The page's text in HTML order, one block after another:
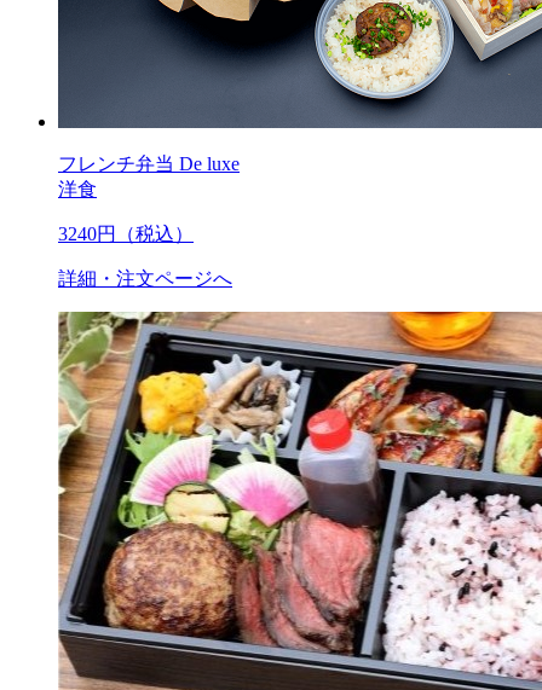
フレンチ弁当 De luxe
洋食
3240円（税込）
詳細・注文ページへ